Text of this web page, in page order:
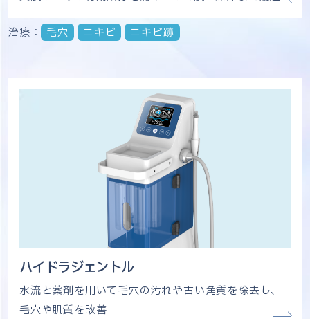
治療： 毛穴 ニキビ ニキビ跡
ハイドラジェントル
水流と薬剤を用いて毛穴の汚れや古い角質を除去し、
毛穴や肌質を改善